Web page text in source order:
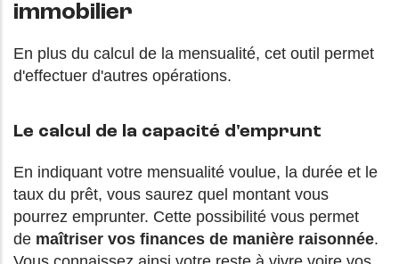
immobilier
En plus du calcul de la mensualité, cet outil permet
d'effectuer d'autres opérations.
Le calcul de la capacité d'emprunt
En indiquant votre mensualité voulue, la durée et le
taux du prêt, vous saurez quel montant vous
pourrez emprunter. Cette possibilité vous permet
de maîtriser vos finances de manière raisonnée.